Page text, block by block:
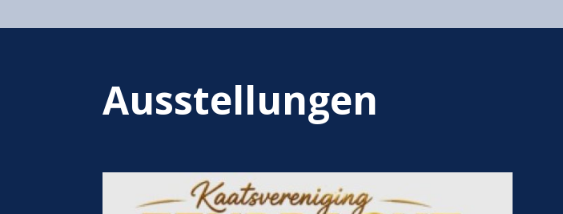
Ausstellungen